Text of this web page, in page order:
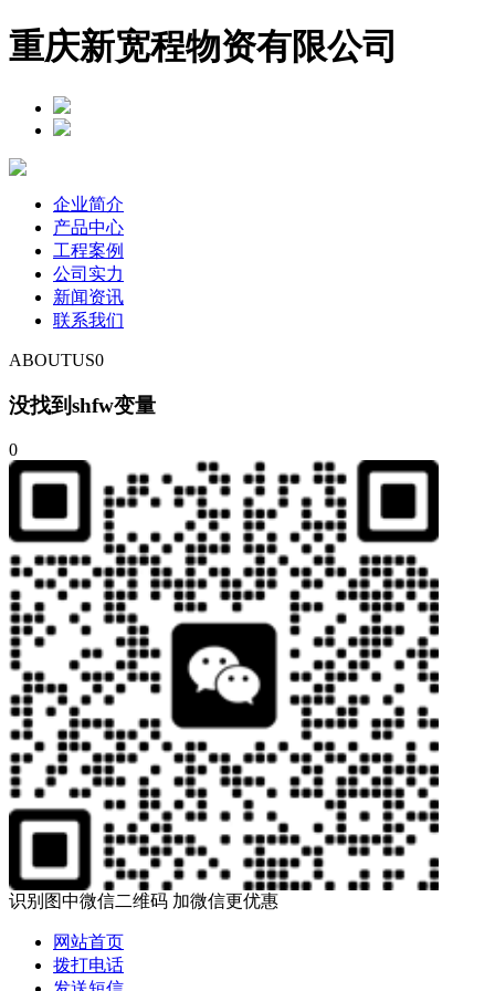
重庆新宽程物资有限公司
企业简介
产品中心
工程案例
公司实力
新闻资讯
联系我们
ABOUTUS0
没找到shfw变量
0
识别图中微信二维码 加微信更优惠
网站首页
拨打电话